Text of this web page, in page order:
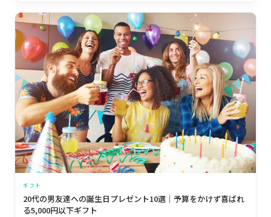
ギフト
20代の男友達への誕生日プレゼント10選｜予算をかけず喜ばれ
る5,000円以下ギフト